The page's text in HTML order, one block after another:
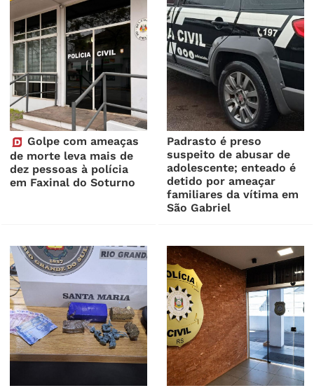
Golpe com ameaças
de morte leva mais de
dez pessoas à polícia
em Faxinal do Soturno
Padrasto é preso
suspeito de abusar de
adolescente; enteado é
detido por ameaçar
familiares da vítima em
São Gabriel